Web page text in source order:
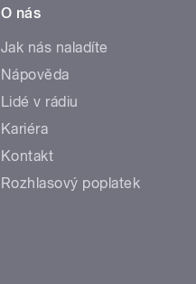
O nás
Jak nás naladíte
Nápověda
Lidé v rádiu
Kariéra
Kontakt
Rozhlasový poplatek